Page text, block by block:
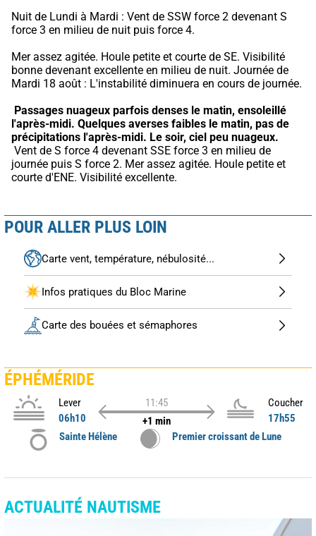
Nuit de Lundi à Mardi : Vent de SSW force 2 devenant S
force 3 en milieu de nuit puis force 4.
Mer assez agitée. Houle petite et courte de SE. Visibilité
bonne devenant excellente en milieu de nuit. Journée de
Mardi 18 août : L'instabilité diminuera en cours de journée.
Passages nuageux parfois denses le matin, ensoleillé
l'après-midi. Quelques averses faibles le matin, pas de
précipitations l'après-midi. Le soir, ciel peu nuageux.
journée puis S force 2. Mer assez agitée. Houle petite et
courte d'ENE. Visibilité excellente.
POUR ALLER PLUS LOIN
Carte vent, température, nébulosité...
Infos pratiques du Bloc Marine
Carte des bouées et sémaphores
ÉPHÉMÉRIDE
Lever
06h10
11:45
+1 min
Coucher
17h55
Sainte Hélène
Premier croissant de Lune
ACTUALITÉ NAUTISME